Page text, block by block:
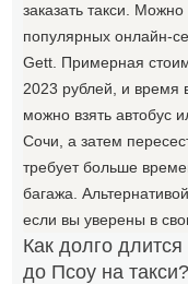
заказать такси. Можно
популярных онлайн-
Gett. Примерная
2023 рублей, и время
можно взять автобус
Сочи, а затем
требует больше
багажа.
если вы уверены в
Как долго
до Псоу на такси?